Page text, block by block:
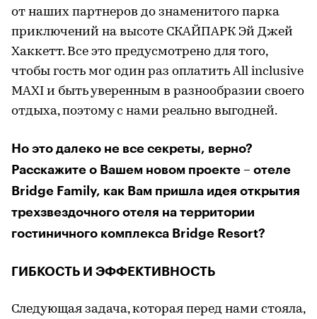
от наших партнеров до знаменитого парка
приключений на высоте СКАЙПАРК Эй Джей
Хаккетт. Все это предусмотрено для того,
чтобы гость мог один раз оплатить All inclusive
MAXI и быть уверенным в разнообразии своего
отдыха, поэтому с нами реально выгодней.
Но это далеко не все секреты, верно?
Расскажите о Вашем новом проекте – отеле
Bridge Family, как Вам пришла идея открытия
трехзвездочного отеля на территории
гостиничного комплекса Bridge Resort?
ГИБКОСТЬ И ЭФФЕКТИВНОСТЬ
Следующая задача, которая перед нами стояла,